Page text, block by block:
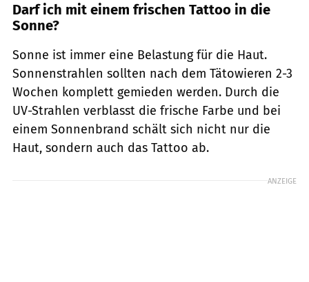
Darf ich mit einem frischen Tattoo in die
Sonne?
Sonne ist immer eine Belastung für die Haut.
Sonnenstrahlen sollten nach dem Tätowieren 2-3
Wochen komplett gemieden werden. Durch die
UV-Strahlen verblasst die frische Farbe und bei
einem Sonnenbrand schält sich nicht nur die
Haut, sondern auch das Tattoo ab.
ANZEIGE